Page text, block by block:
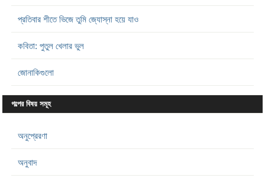
প্রতিবার শীতে ভিজে তুমি জ্যোস্না হয়ে যাও
কবিতা: পুতুল খেলার ভুল
জোনাকিগুলো
গল্পের বিষয় সমূহ
অনুপ্রেরণা
অনুবাদ